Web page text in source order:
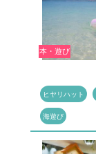
本・遊び
ヒヤリハット
海遊び